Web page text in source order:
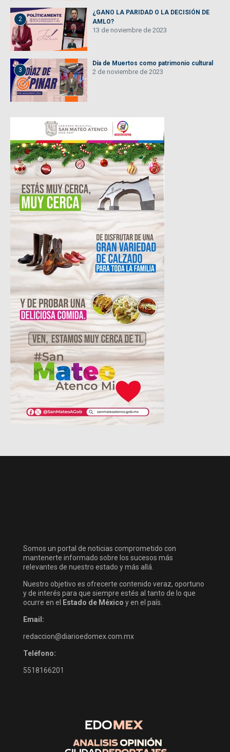
2
¿GANO LA PARIDAD O LA DECISIÓN DE
AMLO?
13 de noviembre de 2023
3
Día de Muertos como patrimonio cultural
2 de noviembre de 2023
Somos un portal de noticias comprometido con
mantenerte informado sobre los sucesos más
relevantes de nuestro estado y más allá.
Nuestro objetivo es ofrecerte contenido veraz, oportuno
y de interés para que siempre estés al tanto de lo que
ocurre en el
Estado de México y en el país.
Email:
redaccion@diarioedomex.com.mx
Teléfono:
5518166201